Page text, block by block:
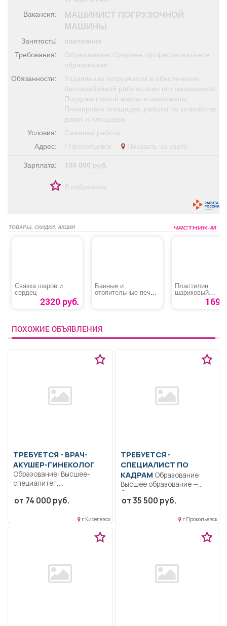
Поздравления
Я - пенсионер
Вакансия:
МАШИНИСТ ПОГРУЗОЧНОЙ
МАШИНЫ
Занятость:
постоянно
Требования:
Образование: Среднее профессиональное
образование.
Обязанности:
Управление погрузчиком и обеспечение
бесперебойной работы всех его механизмов;
Погрузка горной массы в самосвалы;
Планировка площадок, работы по устройству
дорог и площадок.
Условия:
Сменная работа.
Адрес:
г Прокопьевск
Показать на карте
Зарплата:
100 000 руб.
В избранное
ТОВАРЫ, СКИДКИ, АКЦИИ
Связка шаров и
сердец
2320 руб.
Банные и
отопительные печи,
Пластилин
шариковый
суперлегкий
«Homecenter»
169
ПОХОЖИЕ ОБЪЯВЛЕНИЯ
ТРЕБУЕТСЯ - ВРАЧ-
АКУШЕР-ГИНЕКОЛОГ
Образование: Высшее-
специалитет,
Ответственность.
Выполнение должностных
обязанностей согласно
от 74 000 руб.
г Киселевск
ТРЕБУЕТСЯ -
СПЕЦИАЛИСТ ПО
КАДРАМ
Высшее образование —
бакалавриат..
Комплектование и учет
от 35 500 руб.
г Прокопьевск